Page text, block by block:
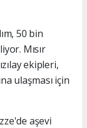
50 bin
Mısır
ekipleri,
ulaşması için
aşevi